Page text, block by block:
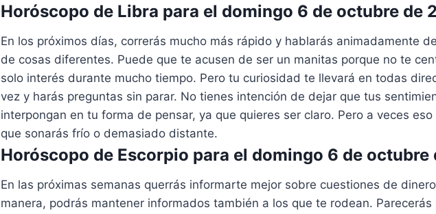
Horóscopo de Libra para el domingo 6 de octubre de
En los próximos días, correrás mucho más rápido y hablarás animadamente
de cosas diferentes. Puede que te acusen de ser un manitas porque no te
solo interés durante mucho tiempo. Pero tu curiosidad te llevará en todas
vez y harás preguntas sin parar. No tienes intención de dejar que tus
interpongan en tu forma de pensar, ya que quieres ser claro. Pero a veces
que sonarás frío o demasiado distante.
Horóscopo de Escorpio para el domingo 6 de octubre
En las próximas semanas querrás informarte mejor sobre cuestiones de
manera, podrás mantener informados también a los que te rodean. Parecerás